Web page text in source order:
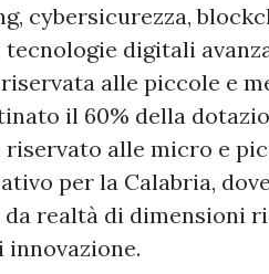
cybersicurezza,
digitali
alle piccole e
il 60% della
riservato alle micro e
per la Calabria,
realtà di dimensioni